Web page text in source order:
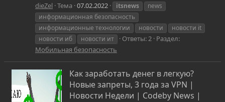
dieZel Тема 07.02.2022 itsnews
news
информационная безопасность
информационные технологии
новости
новости it
новости иб
новости ит Ответы: 2 Раздел:
Мобильная безопасность
Как заработать денег в легкую?
Новые запреты, 3 года за VPN |
Новости Недели | Codeby News |